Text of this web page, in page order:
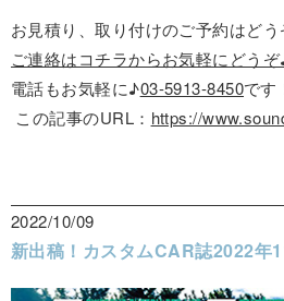
お見積り、取り付けのご予約はど
ご連絡はコチラからお気軽にどう
電話もお気軽に♪03-5913-8450です
この記事のURL： https://
2022/10/09
新出稿！カスタムCAR誌2022年